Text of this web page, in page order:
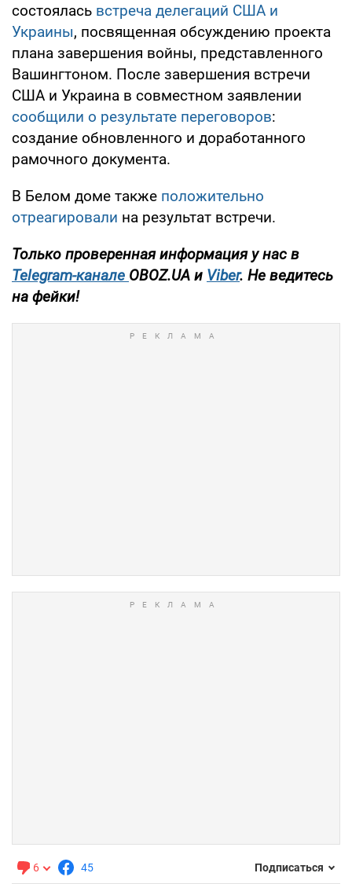
состоялась встреча делегаций США и
Украины, посвященная обсуждению проекта
плана завершения войны, представленного
Вашингтоном. После завершения встречи
США и Украина в совместном заявлении
сообщили о результате переговоров:
создание обновленного и доработанного
рамочного документа.
В Белом доме также положительно
отреагировали на результат встречи.
Только проверенная информация у нас в
Telegram-канале OBOZ.UA и Viber. Не ведитесь
на фейки!
6 45 Подписаться